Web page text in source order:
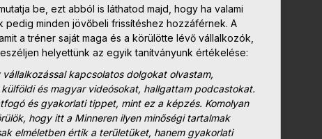
be, ezt abból is láthatod majd, hogy ha valami
pedig minden jövőbeli frissítéshez hozzáférnek. A
a tréner saját maga és a körülötte lévő vállalkozók,
helyettünk az egyik tanítványunk értékelése:
kapcsolatos dolgokat olvastam,
és magyar videósokat, hallgattam podcastokat.
és gyakorlati tippet, mint ez a képzés. Komolyan
hogy itt a Minneren ilyen minőségi tartalmak
elméletben értik a területüket, hanem gyakorlati